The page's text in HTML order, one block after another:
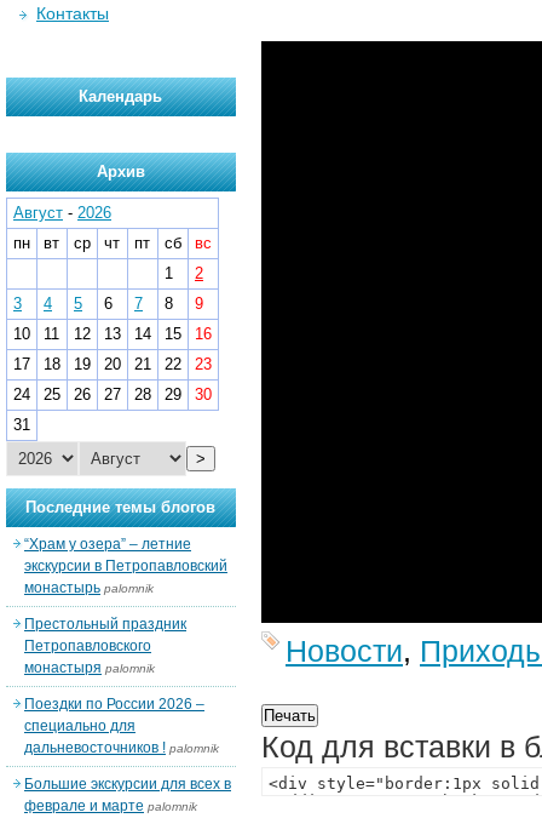
Новости,
Код для вставки в
Контакты
Календарь
Архив
Август - 2026
пн
вт ср чт пт сб
вс
1
2
3
4 5 6 7 8
9
10
11 12 13 14 15
16
17
18 19 20 21 22
23
24
25 26 27 28 29
30
31
>
Последние темы блогов
“Храм у озера” – летние
экскурсии в Петропавловский
монастырь palomnik
Престольный праздник
Петропавловского
монастыря palomnik
Поездки по России 2026 –
специально для
дальневосточников ! palomnik
Большие экскурсии для всех в
феврале и марте palomnik